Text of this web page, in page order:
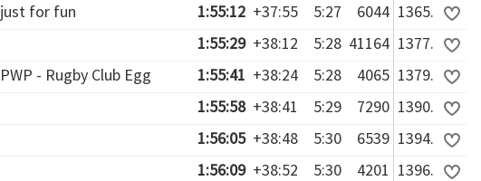
just for fun 1:55:12 +37:55 5:27 6044 1365.
1:55:29 +38:12 5:28 41164 1377.
PWP - Rugby Club Egg 1:55:41 +38:24 5:28 4065 1379.
1:55:58 +38:41 5:29 7290 1390.
1:56:05 +38:48 5:30 6539 1394.
1:56:09 +38:52 5:30 4201 1396.